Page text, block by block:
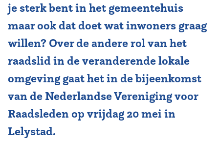
je sterk bent in het gemeentehuis
maar ook dat doet wat inwoners graag
willen? Over de andere rol van het
raadslid in de veranderende lokale
omgeving gaat het in de bijeenkomst
van de Nederlandse Vereniging voor
Raadsleden op vrijdag 20 mei in
Lelystad.